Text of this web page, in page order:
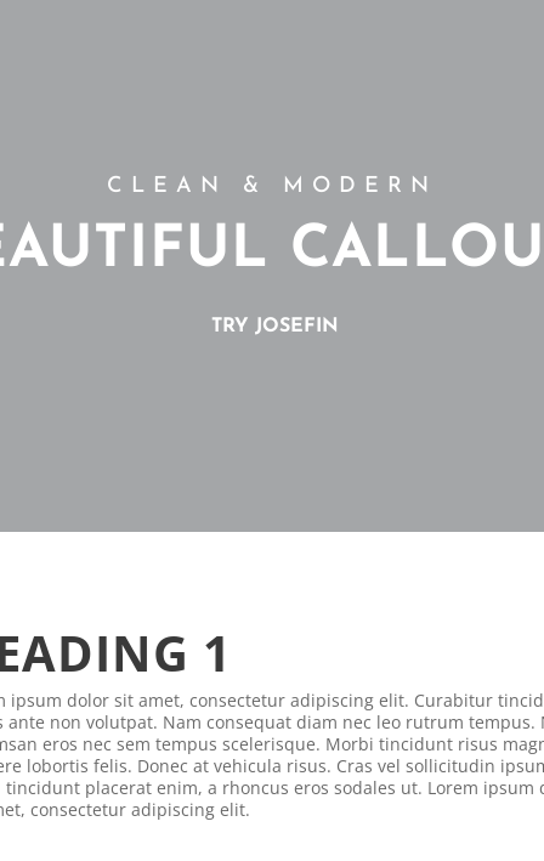
CLEAN & MODERN
TRY JOSEFIN
1
ipsum dolor sit amet, consectetur adipiscing elit. Curabitur
ante non volutpat. Nam consequat diam nec leo rutrum tempus.
eros nec sem tempus scelerisque. Morbi tincidunt risus
lobortis felis. Donec at vehicula risus. Cras vel sollicitudin
tincidunt placerat enim, a rhoncus eros sodales ut. Lorem ipsum
consectetur adipiscing elit.